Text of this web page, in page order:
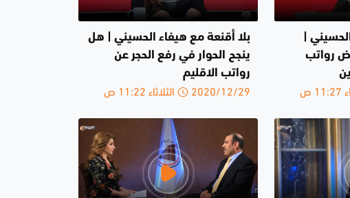
|
رواتب
بلا أقنعة مع هيفاء الحسيني | هل
ينجح الحوار في رفع الحجر عن
رواتب الاقليم
2020/12/29 الثلاثاء 11:22 ص